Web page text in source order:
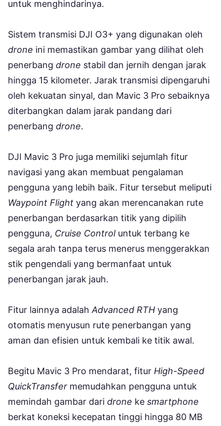
untuk menghindarinya.
Sistem transmisi DJI O3+ yang digunakan oleh
drone ini memastikan gambar yang dilihat oleh
penerbang drone stabil dan jernih dengan jarak
hingga 15 kilometer. Jarak transmisi dipengaruhi
oleh kekuatan sinyal, dan Mavic 3 Pro sebaiknya
diterbangkan dalam jarak pandang dari
penerbang drone.
DJI Mavic 3 Pro juga memiliki sejumlah fitur
navigasi yang akan membuat pengalaman
pengguna yang lebih baik. Fitur tersebut meliputi
Waypoint Flight yang akan merencanakan rute
penerbangan berdasarkan titik yang dipilih
pengguna, Cruise Control untuk terbang ke
segala arah tanpa terus menerus menggerakkan
stik pengendali yang bermanfaat untuk
penerbangan jarak jauh.
Fitur lainnya adalah Advanced RTH yang
otomatis menyusun rute penerbangan yang
aman dan efisien untuk kembali ke titik awal.
Begitu Mavic 3 Pro mendarat, fitur High-Speed
QuickTransfer memudahkan pengguna untuk
memindah gambar dari drone ke smartphone
berkat koneksi kecepatan tinggi hingga 80 MB